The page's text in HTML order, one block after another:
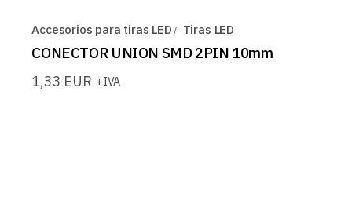
Accesorios para tiras LED Tiras LED
CONECTOR UNION SMD 2PIN 10mm
1,33 EUR +IVA